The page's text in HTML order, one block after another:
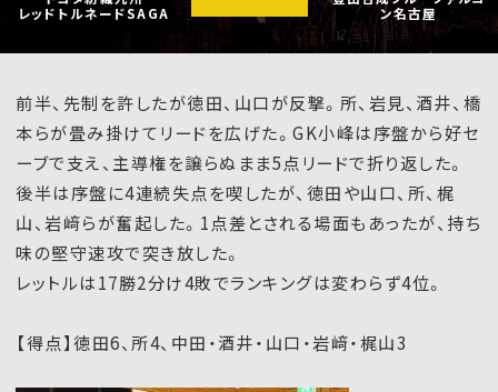
レッドトルネードSAGA ン名古屋
前半、先制を許したが徳田、山口が反撃。所、岩見、酒井、橋
本らが畳み掛けてリードを広げた。GK小峰は序盤から好セ
ーブで支え、主導権を譲らぬまま5点リードで折り返した。
後半は序盤に4連続失点を喫したが、徳田や山口、所、梶
山、岩﨑らが奮起した。1点差とされる場面もあったが、持ち
味の堅守速攻で突き放した。
レットルは17勝2分け4敗でランキングは変わらず4位。
【得点】徳田6、所4、中田・酒井・山口・岩﨑・梶山3